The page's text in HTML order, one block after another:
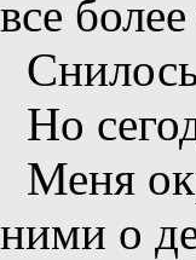
все
Но
Меня
ними о